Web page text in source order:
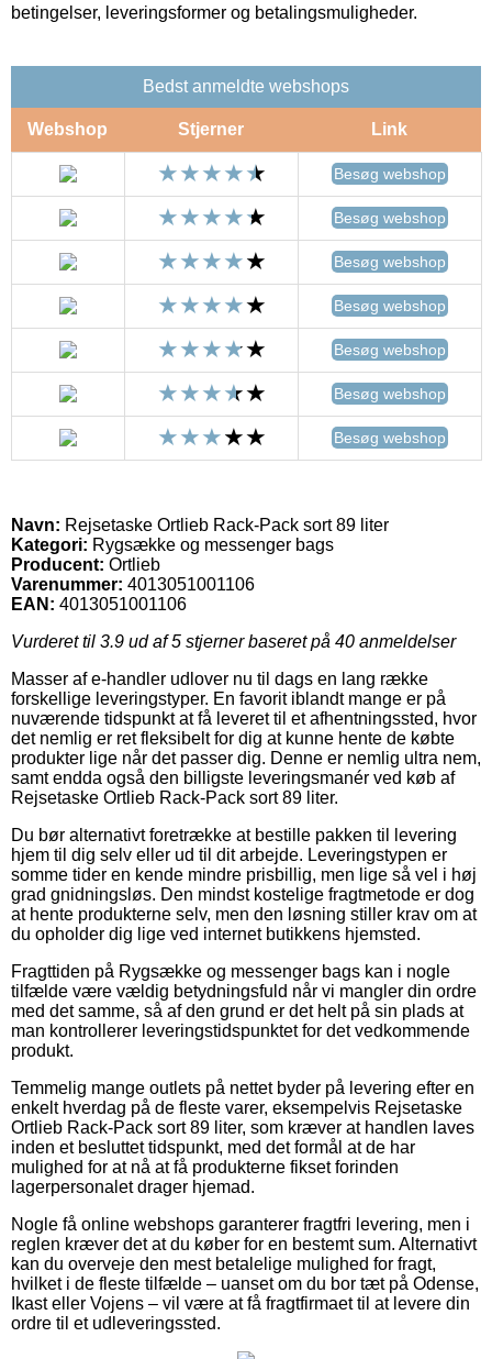
betingelser, leveringsformer og betalingsmuligheder.
Bedst anmeldte webshops
Webshop Stjerner Link
Besøg webshop
Besøg webshop
Besøg webshop
Besøg webshop
Besøg webshop
Besøg webshop
Besøg webshop
Navn: Rejsetaske Ortlieb Rack-Pack sort 89 liter
Kategori: Rygsække og messenger bags
Producent: Ortlieb
Varenummer: 4013051001106
EAN: 4013051001106
Vurderet til 3.9 ud af 5 stjerner baseret på 40 anmeldelser
Masser af e-handler udlover nu til dags en lang række
forskellige leveringstyper. En favorit iblandt mange er på
nuværende tidspunkt at få leveret til et afhentningssted, hvor
det nemlig er ret fleksibelt for dig at kunne hente de købte
produkter lige når det passer dig. Denne er nemlig ultra nem,
samt endda også den billigste leveringsmanér ved køb af
Rejsetaske Ortlieb Rack-Pack sort 89 liter.
Du bør alternativt foretrække at bestille pakken til levering
hjem til dig selv eller ud til dit arbejde. Leveringstypen er
somme tider en kende mindre prisbillig, men lige så vel i høj
grad gnidningsløs. Den mindst kostelige fragtmetode er dog
at hente produkterne selv, men den løsning stiller krav om at
du opholder dig lige ved internet butikkens hjemsted.
Fragttiden på Rygsække og messenger bags kan i nogle
tilfælde være vældig betydningsfuld når vi mangler din ordre
med det samme, så af den grund er det helt på sin plads at
man kontrollerer leveringstidspunktet for det vedkommende
produkt.
Temmelig mange outlets på nettet byder på levering efter en
enkelt hverdag på de fleste varer, eksempelvis Rejsetaske
Ortlieb Rack-Pack sort 89 liter, som kræver at handlen laves
inden et besluttet tidspunkt, med det formål at de har
mulighed for at nå at få produkterne fikset forinden
lagerpersonalet drager hjemad.
Nogle få online webshops garanterer fragtfri levering, men i
reglen kræver det at du køber for en bestemt sum. Alternativt
kan du overveje den mest betalelige mulighed for fragt,
hvilket i de fleste tilfælde – uanset om du bor tæt på Odense,
Ikast eller Vojens – vil være at få fragtfirmaet til at levere din
ordre til et udleveringssted.